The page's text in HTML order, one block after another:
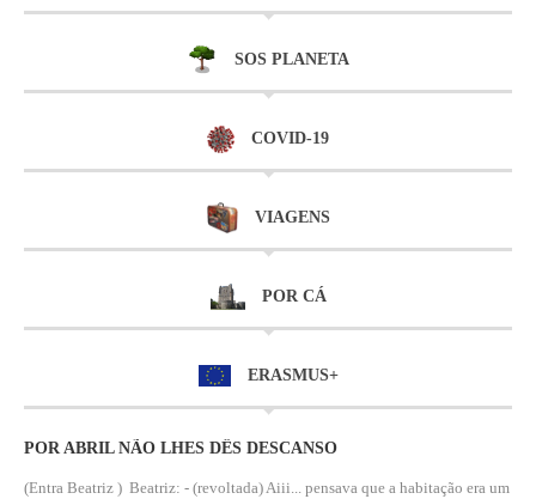
SOS PLANETA
COVID-19
VIAGENS
POR CÁ
ERASMUS+
POR ABRIL NÃO LHES DÊS DESCANSO
(Entra Beatriz ) Beatriz: - (revoltada) Aiii... pensava que a habitação era um